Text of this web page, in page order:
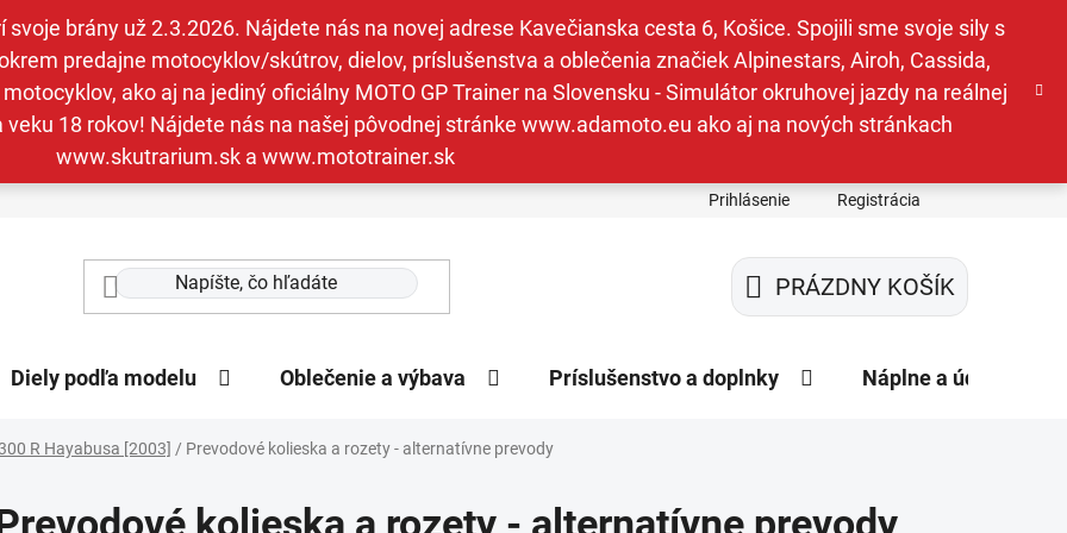
brány už 2.3.2026. Nájdete nás na novej adrese Kavečianska cesta 6, Košice. Spojili sme svoje sily s
predajne motocyklov/skútrov, dielov, príslušenstva a oblečenia značiek Alpinestars, Airoh, Cassida,
ako aj na jediný oficiálny MOTO GP Trainer na Slovensku - Simulátor okruhovej jazdy na reálnej
18 rokov! Nájdete nás na našej pôvodnej stránke www.adamoto.eu ako aj na nových stránkach
www.skutrarium.sk a www.mototrainer.sk
Prihlásenie Registrácia
NÁKUPNÝ
KOŠÍK
PRÁZDNY KOŠÍK
Diely podľa modelu Oblečenie a výbava Príslušenstvo a doplnky Náplne a údržba
R Hayabusa [2003] / Prevodové kolieska a rozety - alternatívne prevody
kolieska a rozety - alternatívne prevody